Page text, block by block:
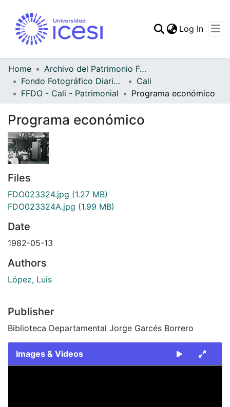
Statistics
Log In
Home
Archivo del Patrimonio Fotográfico y Fílmico del Valle del Cauca
Fondo Fotográfico Diario Occidente
Cali
FFDO - Cali - Patrimonial
Programa económico
Programa económico
Files
FDO023324.jpg (1.27 MB)
FDO023324A.jpg (1.99 MB)
Date
1982-05-13
Authors
López, Luis
Publisher
Biblioteca Departamental Jorge Garcés Borrero
Images & Videos